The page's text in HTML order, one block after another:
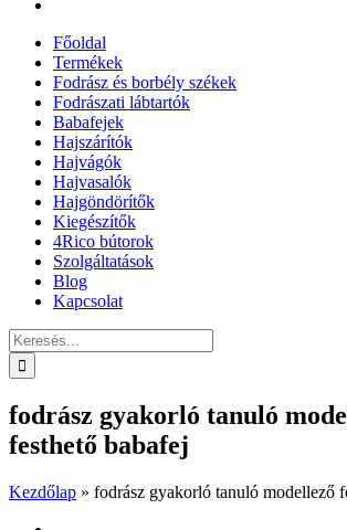
Főoldal
Termékek
Fodrász és borbély székek
Fodrászati lábtartók
Babafejek
Hajszárítók
Hajvágók
Hajvasalók
Hajgöndörítők
Kiegészítők
4Rico bútorok
Szolgáltatások
Blog
Kapcsolat
Keresés...
fodrász gyakorló tanuló
festhető babafej
Kezdőlap » fodrász gyakorló tanuló modellező